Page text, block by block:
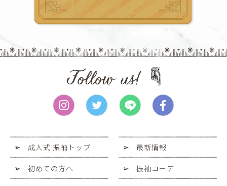
成人式 振袖トップ 最新情報
初めての方へ 振袖コーデ